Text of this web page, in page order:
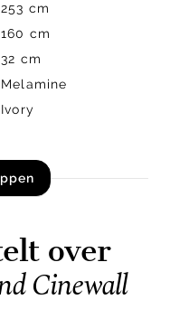
253 cm
160 cm
32 cm
Melamine
Ivory
over
Cinewall